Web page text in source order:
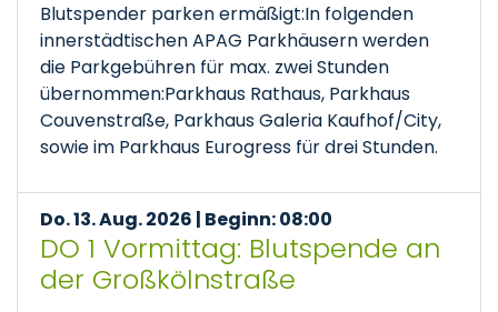
Blutspender parken ermäßigt:In folgenden
innerstädtischen APAG Parkhäusern werden
die Parkgebühren für max. zwei Stunden
übernommen:Parkhaus Rathaus, Parkhaus
Couvenstraße, Parkhaus Galeria Kaufhof/City,
sowie im Parkhaus Eurogress für drei Stunden.
Do. 13. Aug. 2026 | Beginn: 08:00
DO 1 Vormittag: Blutspende an
der Großkölnstraße